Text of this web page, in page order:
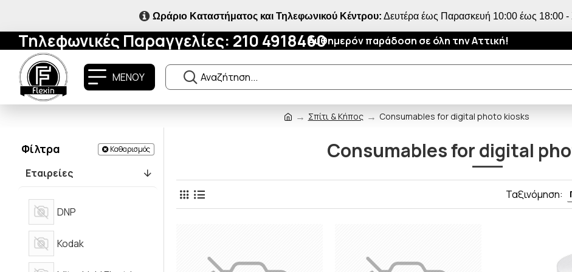
Ωράριο Καταστήματος και Τηλεφωνικού Κέντρου: Δευτέρα έως Παρασκευή 10:00 έως 18:00
Τηλεφωνικές Παραγγελίες: 210 4918460Αυθημερόν παράδοση σε όλη την Αττική!
ΜΕΝΟΥ
Σπίτι & Κήπος Consumables for digital photo kiosks
Φίλτρα Καθαρισμός
Εταιρείες
DNP
Kodak
Consumables for digital
Ταξινόμηση: